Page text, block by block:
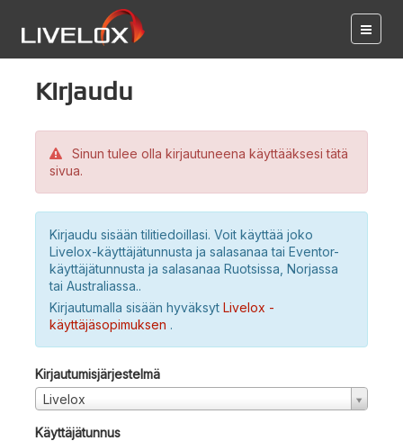
Kirjaudu
Sinun tulee olla kirjautuneena käyttääksesi tätä
sivua.
Kirjaudu sisään tilitiedoillasi. Voit käyttää joko
Livelox-käyttäjätunnusta ja salasanaa tai Eventor-
käyttäjätunnusta ja salasanaa Ruotsissa, Norjassa
tai Australiassa..
Kirjautumalla sisään hyväksyt Livelox -
käyttäjäsopimuksen .
Kirjautumisjärjestelmä
Livelox
Käyttäjätunnus